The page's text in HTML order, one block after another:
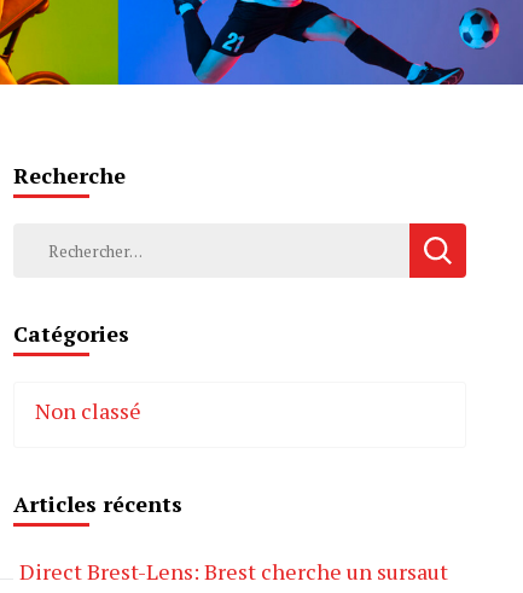
Recherche
Rechercher :
Catégories
Non classé
Articles récents
Direct Brest-Lens: Brest cherche un sursaut